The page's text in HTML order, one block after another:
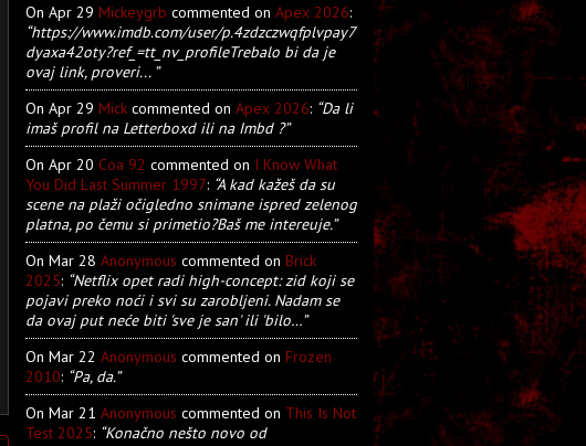
On Apr 29 Mickeygrb commented on Apex 2026:
“https://www.imdb.com/user/p.4zdzczwqfplvpay7
dyaxa42oty?ref_=tt_nv_profileTrebalo bi da je
ovaj link, proveri... ”
On Apr 29 Mick commented on Apex 2026: “Da li
imaš profil na Letterboxd ili na Imbd ?”
On Apr 20 Coa 92 commented on I Know What
You Did Last Summer 1997: “A kad kažeš da su
scene na plaži očigledno snimane ispred zelenog
platna, po čemu si primetio?Baš me intereuje.”
On Mar 28 Anonymous commented on Brick
2025: “Netflix opet radi high-concept: zid koji se
pojavi preko noći i svi su zarobljeni. Nadam se
da ovaj put neće biti 'sve je san' ili 'bilo…”
On Mar 22 Anonymous commented on Frozen
2010: “Pa, da.”
On Mar 21 Anonymous commented on This Is Not
Test 2025: “Konačno nešto novo od